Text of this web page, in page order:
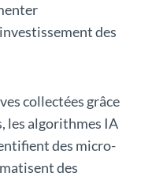
des
collectées grâce
les algorithmes IA
des micro-
des